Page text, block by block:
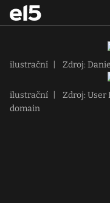
ilustrační Zdroj:
ilustrační
Zdroj: User
domain